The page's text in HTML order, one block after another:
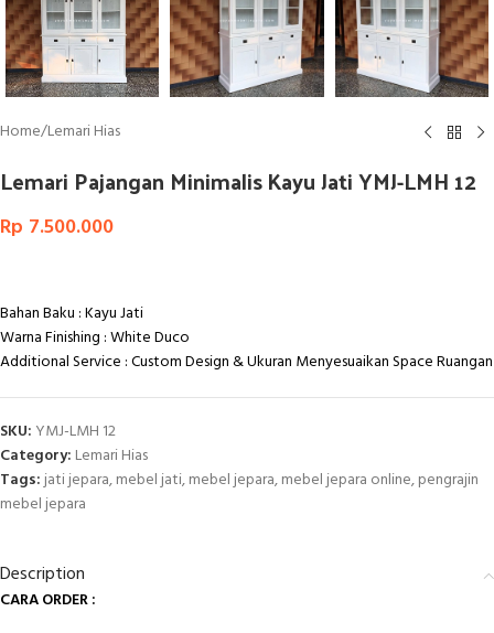
Home/Lemari Hias
Lemari Pajangan Minimalis Kayu Jati YMJ-LMH 12
Rp 7.500.000
Bahan Baku : Kayu Jati
Warna Finishing : White Duco
Additional Service : Custom Design & Ukuran Menyesuaikan Space Ruangan
SKU: YMJ-LMH 12
Category: Lemari Hias
Tags:jati jepara,mebel jati,mebel jepara,mebel jepara online,pengrajin
mebel jepara
Description
CARA ORDER :